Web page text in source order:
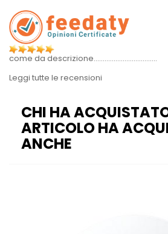
come da descrizione...................................
Leggi tutte le recensioni
CHI HA
ARTICOLO HA
ANCHE